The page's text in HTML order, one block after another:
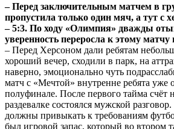
– Перед заключительным матчем в
пропустила только один мяч, а тут с
– 5:3. По ходу «Олимпия» дважды
уверенность переросла к этому матчу
– Перед Херсоном дали ребятам
хороший вечер, сходили в парк, на
наверно, эмоционально чуть
матч с «Мечтой» внутренне ребята уже
полуфинале. После первого тайма счёт
раздевалке состоялся мужской
должны привыкать к требованиям
был игровой запас, который во втором